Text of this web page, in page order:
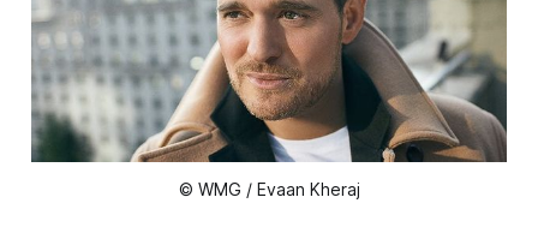
© WMG / Evaan Kheraj